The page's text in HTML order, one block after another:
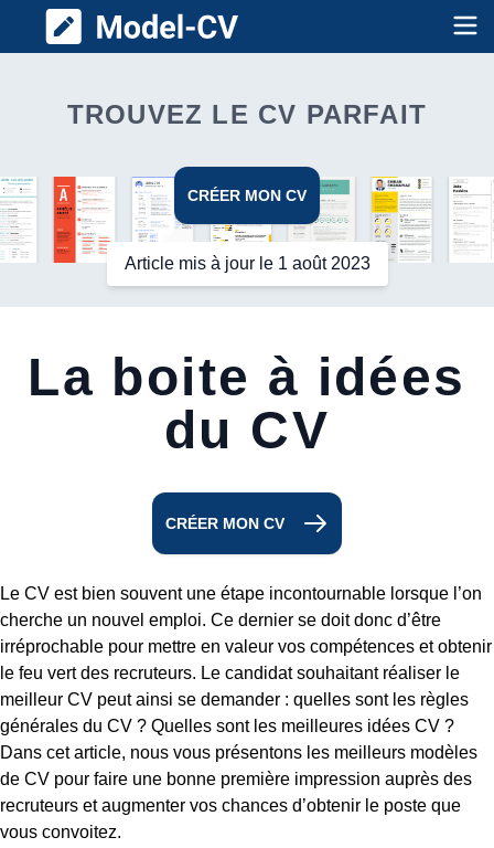
Model CV
TROUVEZ LE CV PARFAIT
CRÉER MON CV
Article mis à jour le 1 août 2023
La boite à idées
du CV
CRÉER MON CV
Le CV est bien souvent une étape incontournable lorsque l’on
cherche un nouvel emploi. Ce dernier se doit donc d’être
irréprochable pour mettre en valeur vos compétences et obtenir
le feu vert des recruteurs. Le candidat souhaitant réaliser le
meilleur CV peut ainsi se demander : quelles sont les règles
générales du CV ? Quelles sont les meilleures idées CV ?
Dans cet article, nous vous présentons les meilleurs modèles
de CV pour faire une bonne première impression auprès des
recruteurs et augmenter vos chances d’obtenir le poste que
vous convoitez.